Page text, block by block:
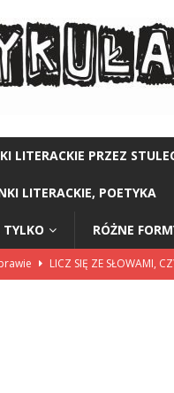
LITERACKIE PRZEZ
LITERACKIE, POETYKA
RÓŻNE
LICZ SIĘ ZE SŁOWAMI,